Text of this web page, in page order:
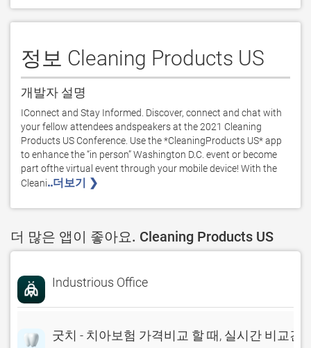
정보 Cleaning Products US
개발자 설명
IConnect and Stay Informed. Discover, connect and chat with
your fellow attendees andspeakers at the 2021 Cleaning
Products US Conference. Use the *CleaningProducts US* app
to enhance the “in person” Washington D.C. event or become
part ofthe virtual event through your mobile device! With the
Cleani..더보기 ❯
더 많은 앱이 좋아요. Cleaning Products US
Industrious Office
굿치 - 치아보험 가격비교 할 때, 실시간 비교견